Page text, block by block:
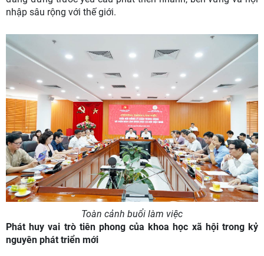
nhập sâu rộng với thế giới.
Toàn cảnh buổi làm việc
Phát huy vai trò tiên phong của khoa học xã hội trong kỷ
nguyên phát triển mới